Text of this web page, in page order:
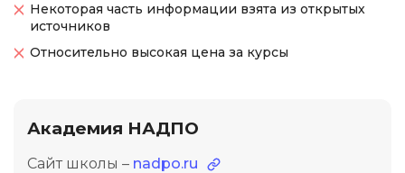
Некоторая часть информации взята из открытых
источников
Относительно высокая цена за курсы
Академия НАДПО
Сайт школы – nadpo.ru